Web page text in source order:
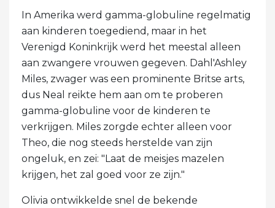
In Amerika werd gamma-globuline regelmatig
aan kinderen toegediend, maar in het
Verenigd Koninkrijk werd het meestal alleen
aan zwangere vrouwen gegeven. Dahl'Ashley
Miles, zwager was een prominente Britse arts,
dus Neal reikte hem aan om te proberen
gamma-globuline voor de kinderen te
verkrijgen. Miles zorgde echter alleen voor
Theo, die nog steeds herstelde van zijn
ongeluk, en zei: "Laat de meisjes mazelen
krijgen, het zal goed voor ze zijn."
Olivia ontwikkelde snel de bekende